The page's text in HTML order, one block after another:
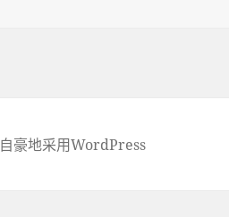
自豪地采用WordPress